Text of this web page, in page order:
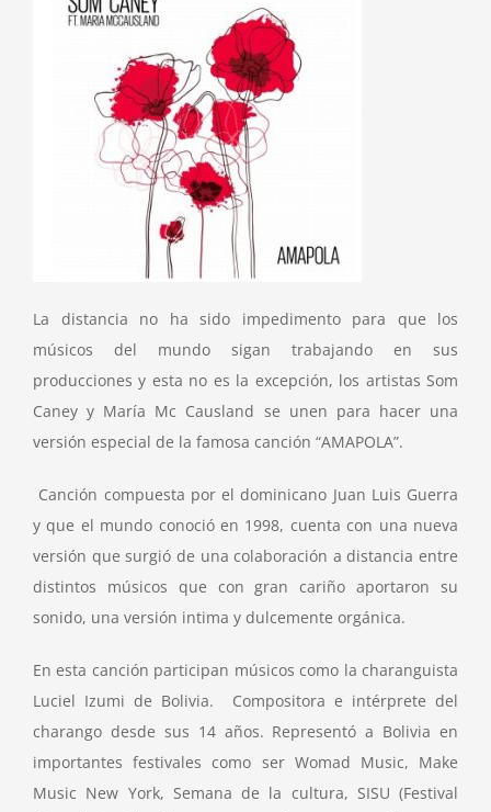
La distancia no ha sido impedimento para que los
músicos del mundo sigan trabajando en sus
producciones y esta no es la excepción, los artistas Som
Caney y María Mc Causland se unen para hacer una
versión especial de la famosa canción “AMAPOLA”.
Canción compuesta por el dominicano Juan Luis Guerra
y que el mundo conoció en 1998, cuenta con una nueva
versión que surgió de una colaboración a distancia entre
distintos músicos que con gran cariño aportaron su
sonido, una versión intima y dulcemente orgánica.
En esta canción participan músicos como la charanguista
Luciel Izumi de Bolivia. Compositora e intérprete del
charango desde sus 14 años. Representó a Bolivia en
importantes festivales como ser Womad Music, Make
Music New York, Semana de la cultura, SISU (Festival